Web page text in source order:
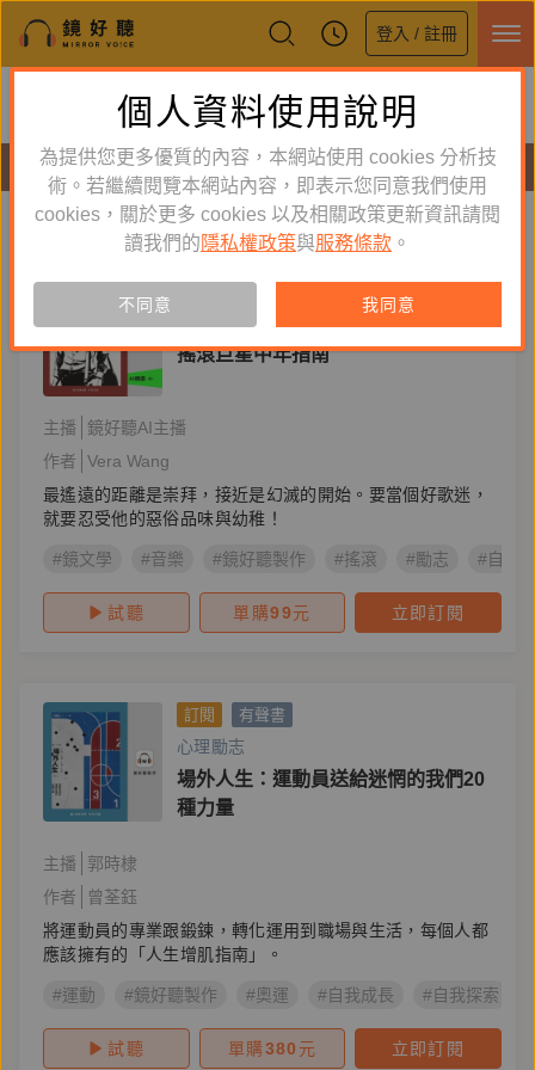
登入 / 註冊
鏡好聽全新APP上線
體驗全面升級，即刻下載
有聲書
自我探索 新到舊 舊到新
有聲書
搖滾巨星中年指南
主播
鏡好聽AI主播
作者
Vera Wang
最遙遠的距離是崇拜，接近是幻滅的開始。要當個好歌迷，
就要忍受他的惡俗品味與幼稚！
#鏡文學 #音樂 #鏡好聽製作 #搖滾 #勵志 #自我
試聽 單購99元 立即訂閱
訂閱 有聲書
心理勵志
場外人生：運動員送給迷惘的我們20
種力量
主播
郭時棣
作者
曾荃鈺
將運動員的專業跟鍛鍊，轉化運用到職場與生活，每個人都
應該擁有的「人生增肌指南」。
#運動 #鏡好聽製作 #奧運 #自我成長 #自我探索
試聽 單購380 元 立即訂閱
個人資料使用說明
為提供您更多優質的內容，本網站使用 cookies 分析技
術。若繼續閱覽本網站內容，即表示您同意我們使用
cookies，關於更多 cookies 以及相關政策更新資訊請閱
讀我們的 隱私權政策與服務條款 。
不同意 我同意